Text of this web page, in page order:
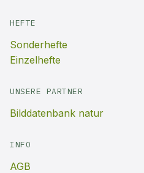
HEFTE
Sonderhefte
Einzelhefte
UNSERE PARTNER
Bilddatenbank natur
INFO
AGB